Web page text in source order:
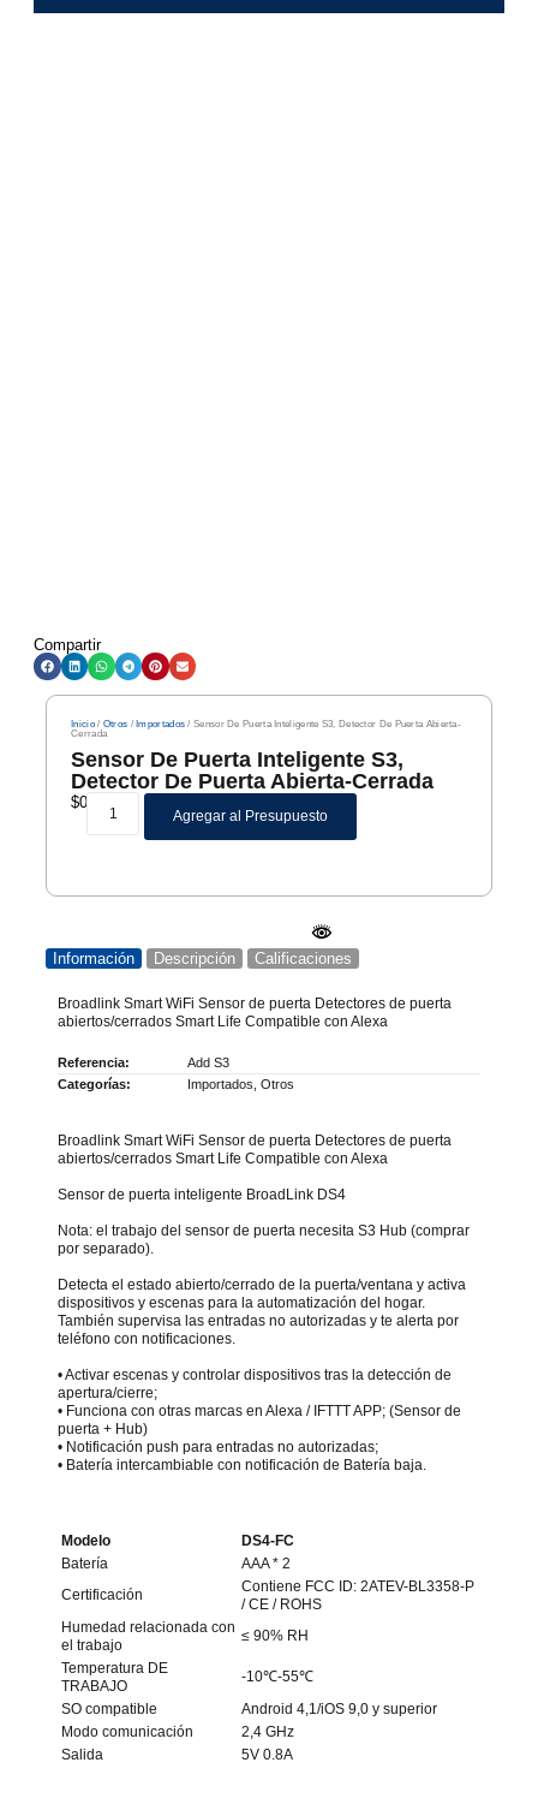
Compartir
Inicio/ Otros /Importados / Sensor De Puerta Inteligente S3, Detector De Puerta Abierta-
Cerrada
Sensor De Puerta Inteligente S3,
Detector De Puerta Abierta-Cerrada
$0
Agregar al Presupuesto
Información Descripción Calificaciones
Broadlink Smart WiFi Sensor de puerta Detectores de puerta
abiertos/cerrados Smart Life Compatible con Alexa
Referencia:
Add S3
Categorías:
Importados Otros
Broadlink Smart WiFi Sensor de puerta Detectores de puerta
abiertos/cerrados Smart Life Compatible con Alexa
Sensor de puerta inteligente BroadLink DS4
Nota: el trabajo del sensor de puerta necesita S3 Hub (comprar
por separado).
Detecta el estado abierto/cerrado de la puerta/ventana y activa
dispositivos y escenas para la automatización del hogar.
También supervisa las entradas no autorizadas y te alerta por
teléfono con notificaciones.
• Activar escenas y controlar dispositivos tras la detección de
apertura/cierre;
• Funciona con otras marcas en Alexa / IFTTT APP; (Sensor de
puerta + Hub)
• Notificación push para entradas no autorizadas;
• Batería intercambiable con notificación de Batería baja.
Modelo
DS4-FC
Batería
AAA * 2
Certificación
Contiene FCC ID: 2ATEV-BL3358-P
/ CE / ROHS
Humedad relacionada con
el trabajo
≤ 90% RH
Temperatura DE
TRABAJO
-10℃-55℃
SO compatible
Android 4,1/iOS 9,0 y superior
Modo comunicación
2,4 GHz
Salida
5V 0.8A